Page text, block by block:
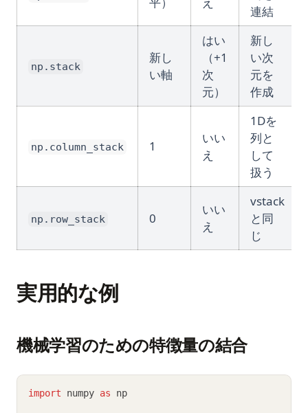
連結
np.stack
新し
い軸
はい
（+1
次
元）
新し
い次
元を
作成
np.column_stack 1
いい
え
1Dを
列と
して
扱う
np.row_stack 0
いい
え
vstack
と同
じ
実用的な例
機械学習のための特徴量の結合
import numpy as np